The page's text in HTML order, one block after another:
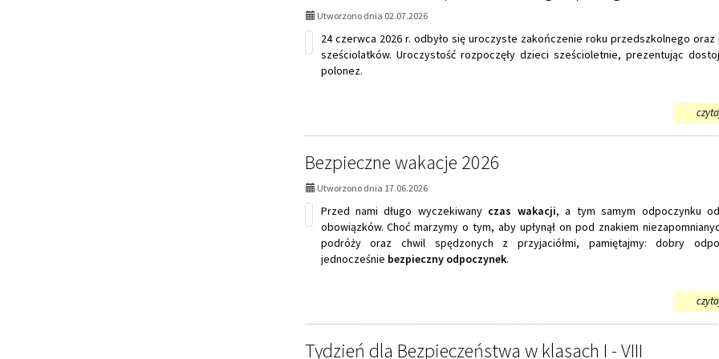
Utworzono dnia 02.07.2026
24 czerwca 2026 r. odbyło się uroczyste zakończenie roku przedszkolnego oraz
sześciolatków. Uroczystość rozpoczęły dzieci sześcioletnie, prezentując
polonez.
Bezpieczne wakacje 2026
Utworzono dnia 17.06.2026
Przed nami długo wyczekiwany czas wakacji, a tym samym odpoczynku
obowiązków. Choć marzymy o tym, aby upłynął on pod znakiem
podróży oraz chwil spędzonych z przyjaciółmi, pamiętajmy: dobry
jednocześnie bezpieczny odpoczynek.
Tydzień dla Bezpieczeństwa w klasach I - VIII